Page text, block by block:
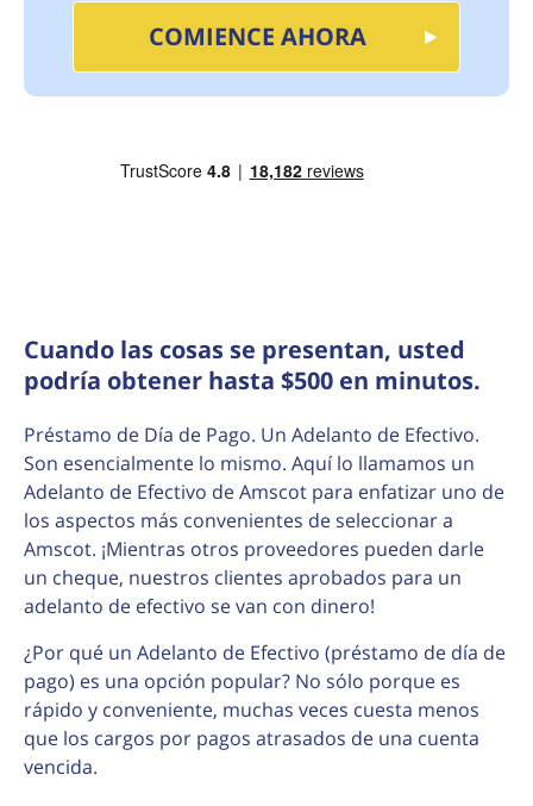
COMIENCE AHORA
Cuando las cosas se presentan, usted
podría obtener hasta $500 en minutos.
Préstamo de Día de Pago. Un Adelanto de Efectivo.
Son esencialmente lo mismo. Aquí lo llamamos un
Adelanto de Efectivo de Amscot para enfatizar uno de
los aspectos más convenientes de seleccionar a
Amscot. ¡Mientras otros proveedores pueden darle
un cheque, nuestros clientes aprobados para un
adelanto de efectivo se van con dinero!
¿Por qué un Adelanto de Efectivo (préstamo de día de
pago) es una opción popular? No sólo porque es
rápido y conveniente, muchas veces cuesta menos
que los cargos por pagos atrasados de una cuenta
vencida.